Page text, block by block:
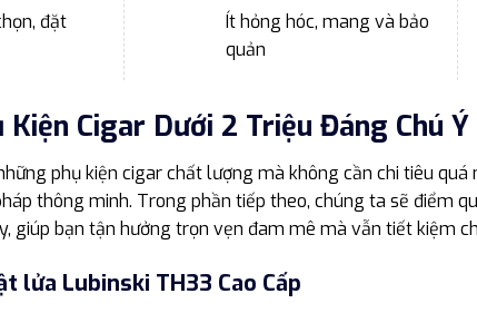
đặt
Ít hỏng hóc, mang và bảo
quản
Kiện Cigar Dưới 2 Triệu Đáng Chú Ý
phụ kiện cigar chất lượng mà không cần chi tiêu quá
thông minh. Trong phần tiếp theo, chúng ta sẽ điểm
giúp bạn tận hưởng trọn vẹn đam mê mà vẫn tiết kiệm
lửa Lubinski TH33 Cao Cấp